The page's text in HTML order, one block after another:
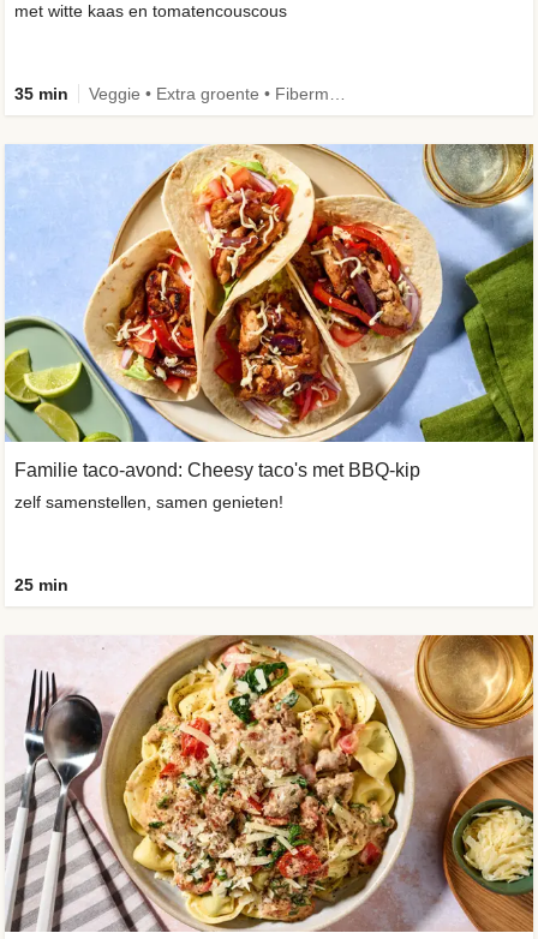
met witte kaas en tomatencouscous
35 min
Familie taco-avond: Cheesy taco's met BBQ-kip
zelf samenstellen, samen genieten!
25 min